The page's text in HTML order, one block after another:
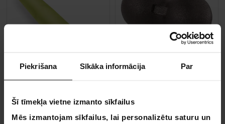
Piekrišana Sīkāka informācija Par
Šī tīmekļa vietne izmanto sīkfailus
Mēs izmantojam sīkfailus, lai personalizētu saturu un
9,90 €